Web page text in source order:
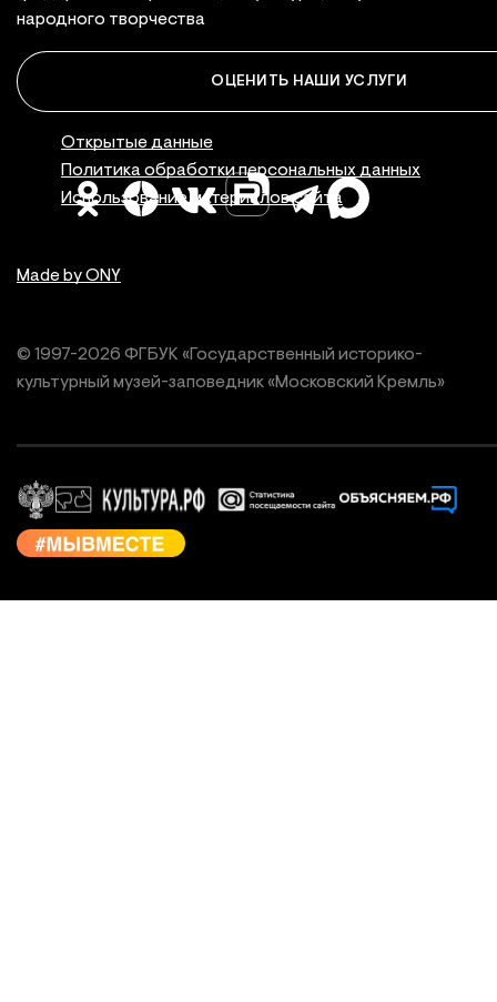
народного творчества
ОЦЕНИТЬ НАШИ УСЛУГИ
Made by ONY
© 1997-2026 ФГБУК «Государственный историко-
культурный музей-заповедник «Московский Кремль»
Правовая
Открытые данные
Политика обработки персональных данных
Использование материалов сайта